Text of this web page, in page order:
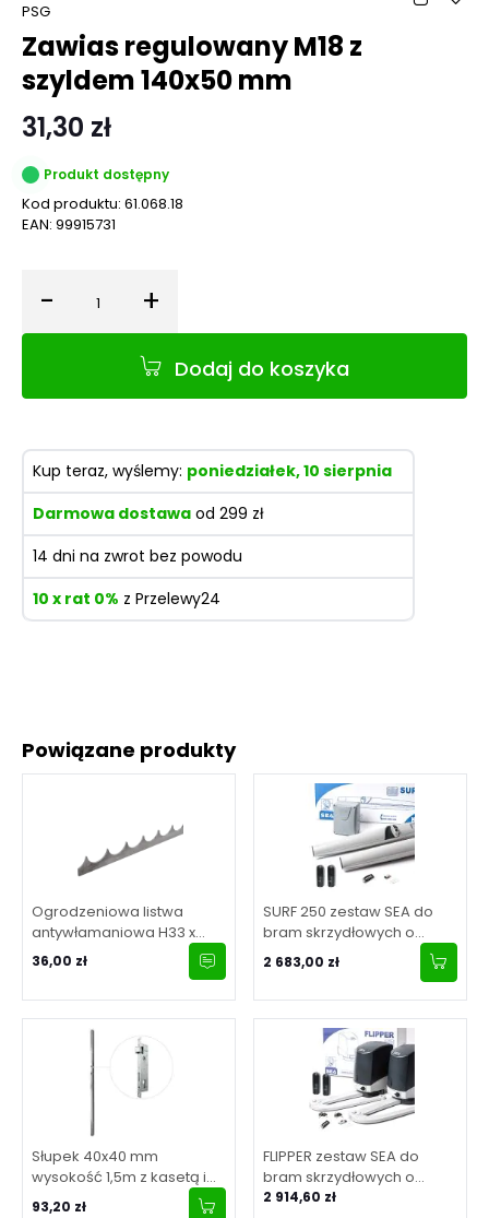
Powiązane produkty
Ogrodzeniowa listwa
antywłamaniowa H33 x
L2000 x 3 mm
36,00 zł
SURF 250 zestaw SEA do
bram skrzydłowych o
maksymalnej długości
skrzydła 2.5 m
2 683,00 zł
Słupek 40x40 mm
wysokość 1,5m z kasetą i
zamkiem 90/20
93,20 zł
FLIPPER zestaw SEA do
bram skrzydłowych o
maksymalnej długości
2 914,60 zł
Zawias regulowany M18 z
szyldem 140x50 mm
31,30 zł
Produkt dostępny
Kod produktu: 61.068.18
EAN: 99915731
- Ilość +
Dodaj do koszyka
Kup teraz, wyślemy: poniedziałek, 10 sierpnia
Darmowa dostawa od 299 zł
14 dni na zwrot bez powodu
10 x rat 0% z Przelewy24